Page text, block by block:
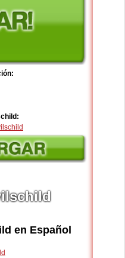
en Español